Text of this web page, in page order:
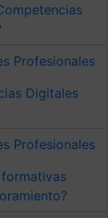
Profesionales
Digitales
Profesionales